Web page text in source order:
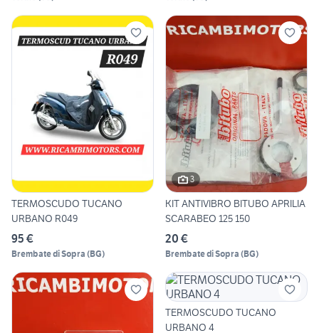
TERMOSCUDO TUCANO
URBANO R049
95 €
Brembate di Sopra (BG)
3
KIT ANTIVIBRO BITUBO APRILIA
SCARABEO 125 150
20 €
Brembate di Sopra (BG)
TERMOSCUDO TUCANO
URBANO 4